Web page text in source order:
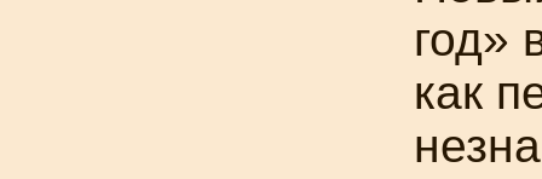
год»
как